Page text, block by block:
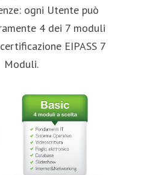
ogni Utente può
4 dei 7 moduli
EIPASS 7
Moduli.